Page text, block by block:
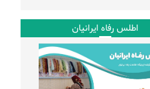
اطلس رفاه ایرانیان